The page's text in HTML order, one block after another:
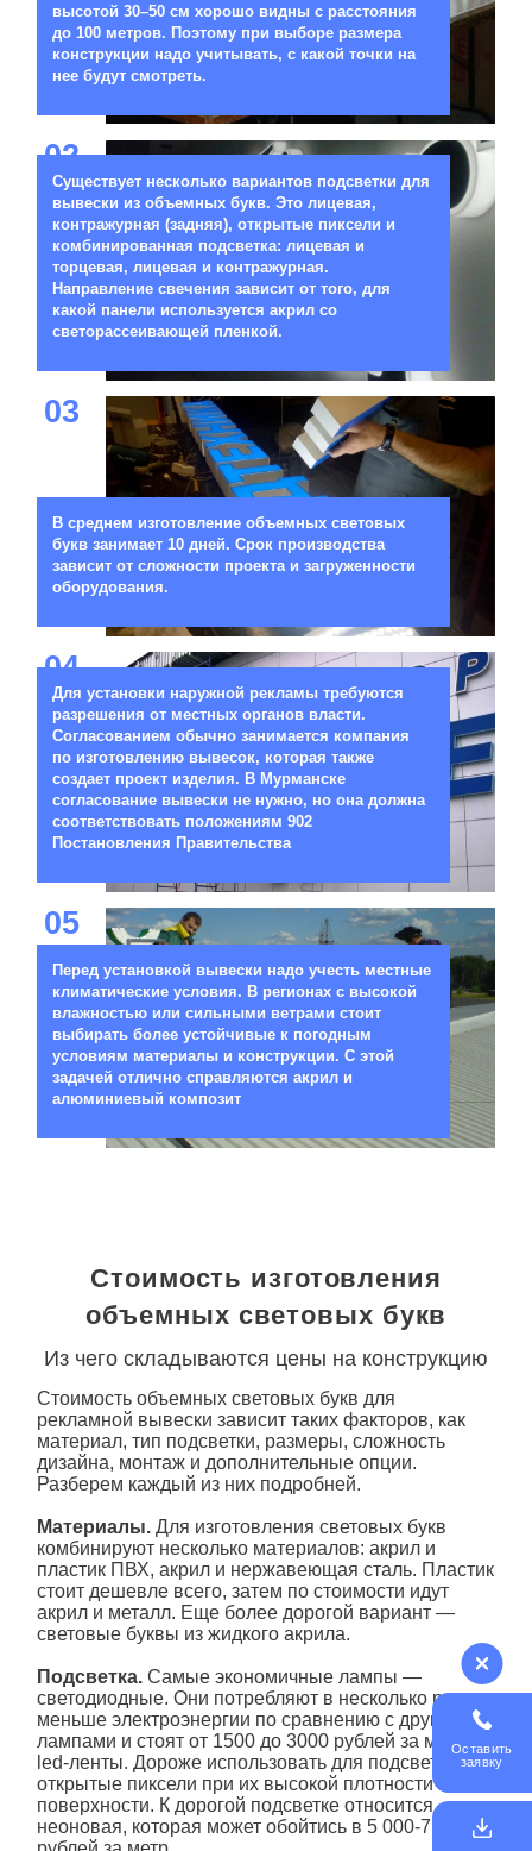
высотой 30–50 см хорошо видны с расстояния
до 100 метров. Поэтому при выборе размера
конструкции надо учитывать, с какой точки на
нее будут смотреть.
02
Существует несколько вариантов подсветки для
вывески из объемных букв. Это лицевая,
контражурная (задняя), открытые пиксели и
комбинированная подсветка: лицевая и
торцевая, лицевая и контражурная.
Направление свечения зависит от того, для
какой панели используется акрил со
светорассеивающей пленкой.
03
В среднем изготовление объемных световых
букв занимает 10 дней. Срок производства
зависит от сложности проекта и загруженности
оборудования.
04
Для установки наружной рекламы требуются
разрешения от местных органов власти.
Согласованием обычно занимается компания
по изготовлению вывесок, которая также
создает проект изделия. В Мурманске
согласование вывески не нужно, но она должна
соответствовать положениям 902
Постановления Правительства
05
Перед установкой вывески надо учесть местные
климатические условия. В регионах с высокой
влажностью или сильными ветрами стоит
выбирать более устойчивые к погодным
условиям материалы и конструкции. С этой
задачей отлично справляются акрил и
алюминиевый композит
Стоимость изготовления
объемных световых букв
Из чего складываются цены на конструкцию
Стоимость объемных световых букв для
рекламной вывески зависит таких факторов, как
материал, тип подсветки, размеры, сложность
дизайна, монтаж и дополнительные опции.
Разберем каждый из них подробней.
Материалы.Для изготовления световых букв
комбинируют несколько материалов: акрил и
пластик ПВХ, акрил и нержавеющая сталь. Пластик
стоит дешевле всего, затем по стоимости идут
акрил и металл. Еще более дорогой вариант —
световые буквы из жидкого акрила.
Подсветка. Самые экономичные лампы —
светодиодные. Они потребляют в несколько раз
меньше электроэнергии по сравнению с другими
лампами и стоят от 1500 до 3000 рублей за метр
led-ленты. Дороже использовать для подсветки
открытые пиксели при их высокой плотности на
поверхности. К дорогой подсветке относится
неоновая, которая может обойтись в 5 000-7 000
Оставить
заявку